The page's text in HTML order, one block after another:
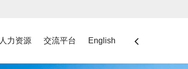
人力资源 交流平台 English